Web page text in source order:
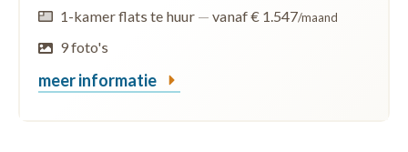
1-kamer flats te huur — vanaf € 1.547/maand
9 foto's
meer informatie